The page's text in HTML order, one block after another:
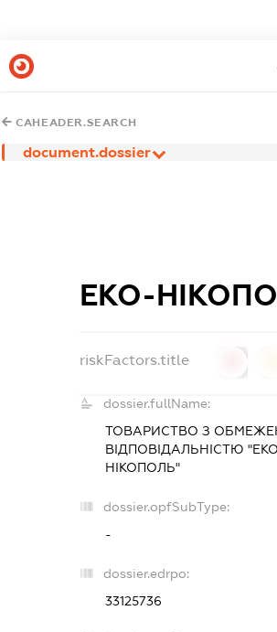
CAHEADER.SEARCH
document.dossier
ЕКО-
riskFactors.title
dossier.fullName:
ТОВАРИСТВО З
ВІДПОВІДАЛЬНІСТЮ
НІКОПОЛЬ"
dossier.opfSubType:
-
dossier.edrpo:
33125736